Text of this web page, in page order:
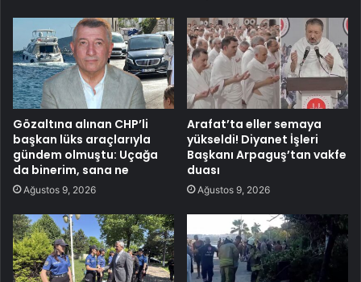
Gözaltına alınan CHP’li
başkan lüks araçlarıyla
gündem olmuştu: Uçağa
da binerim, sana ne
Ağustos 9, 2026
Arafat’ta eller semaya
yükseldi! Diyanet İşleri
Başkanı Arpaguş’tan vakfe
duası
Ağustos 9, 2026